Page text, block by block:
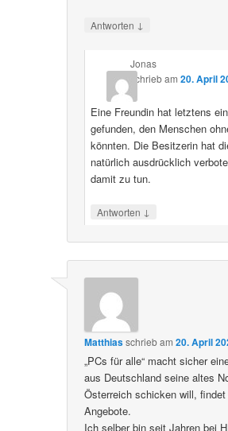
Antworten ↓
Jonas
schriebam 20. April
Eine Freundin hat letztens
gefunden, den Menschen
könnten. Die Besitzerin hat
natürlich ausdrücklich
damit zu tun.
Antworten ↓
Matthiasschriebam20. April
„PCs für alle“ macht sicher
aus Deutschland seine altes
Österreich schicken will,
Angebote.
Ich selber bin seit Jahren bei